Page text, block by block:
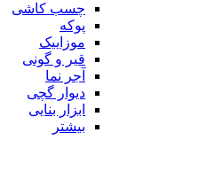
چسب کاشی
پوکه
موزاییک
قیر و گونی
آجر نما
دیوار گچی
ابزار بنایی
بیشتر